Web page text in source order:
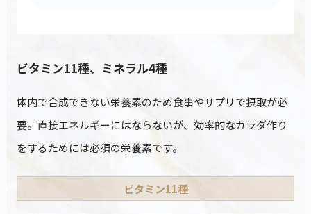
ビタミン11種、ミネラル4種
体内で合成できない栄養素のため食事やサプリで摂取が必
要。直接エネルギーにはならないが、効率的なカラダ作り
をするためには必須の栄養素です。
ビタミン11種